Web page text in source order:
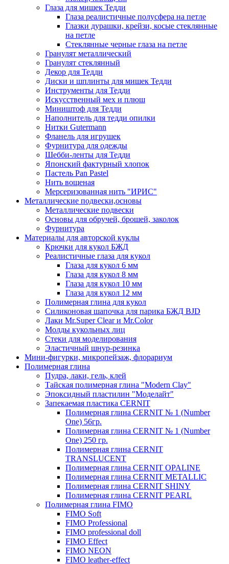
Глаза для мишек Тедди
Глаза реалистичные полусфера на петле
Глазки дурашки, крейзи, косые стеклянные
на петле
Стеклянные черные глаза на петле
Гранулят металлический
Гранулят стеклянный
Декор для Тедди
Диски и шплинты для мишек Тедди
Инструменты для Тедди
Искусственный мех и плюш
Миништоф для Тедди
Наполнитель для тедди опилки
Нитки Gutermann
Фланель для игрушек
Фурнитура для одежды
Шебби-ленты для Тедди
Японский фактурный хлопок
Пастель Pan Pastel
Нить вощеная
Мерсеризованная нить "ИРИС"
Металлические подвески,основы
Металлические подвески
Основы для обручей, брошей, заколок
Фурнитура
Материалы для авторской куклы
Крючки для кукол БЖД
Реалистичные глаза для кукол
Глаза для кукол 6 мм
Глаза для кукол 8 мм
Глаза для кукол 10 мм
Глаза для кукол 12 мм
Полимерная глина для кукол
Силиконовая шапочка для парика БЖД BJD
Лаки Mr.Super Clear и Mr.Color
Молды кукольных лиц
Стеки для моделирования
Эластичный шнур-резинка
Мини-фигурки, микропейзаж, флорариум
Полимерная глина
Пудра, лаки, гель, клей
Тайская полимерная глина "Modern Clay"
Эпоксидный пластилин "Моделайт"
Запекаемая пластика CERNIT
Полимерная глина CERNIT № 1 (Number
One) 56гр.
Полимерная глина CERNIT № 1 (Number
One) 250 гр.
Полимерная глина CERNIT
TRANSLUCENT
Полимерная глина CERNIT OPALINE
Полимерная глина CERNIT METALLIC
Полимерная глина CERNIT SHINY
Полимерная глина CERNIT PEARL
Полимерная глина FIMO
FIMO Soft
FIMO Professional
FIMO professional doll
FIMO Effect
FIMO NEON
FIMO leather-effect